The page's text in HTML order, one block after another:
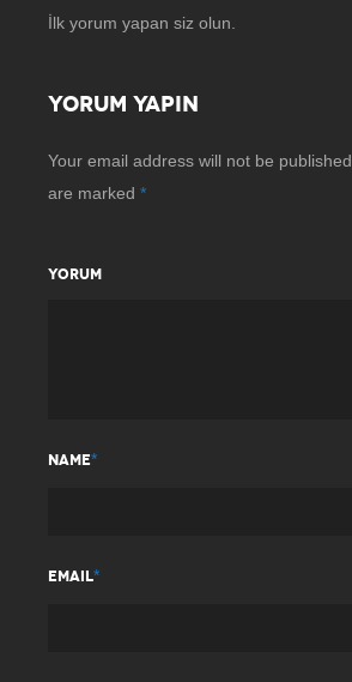
İlk yorum yapan siz olun.
YORUM YAPIN
Your email address will not be published.
are marked *
YORUM
NAME*
EMAIL*